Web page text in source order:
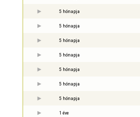
5 hónapja
5 hónapja
5 hónapja
5 hónapja
5 hónapja
5 hónapja
5 hónapja
1 éve